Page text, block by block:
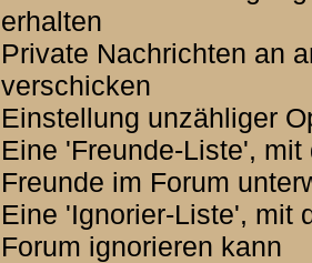
erhalten
Private Nachrichten an
verschicken
Einstellung unzähliger
Eine 'Freunde-Liste',
Freunde im Forum
Eine 'Ignorier-Liste', mit
Forum ignorieren kann